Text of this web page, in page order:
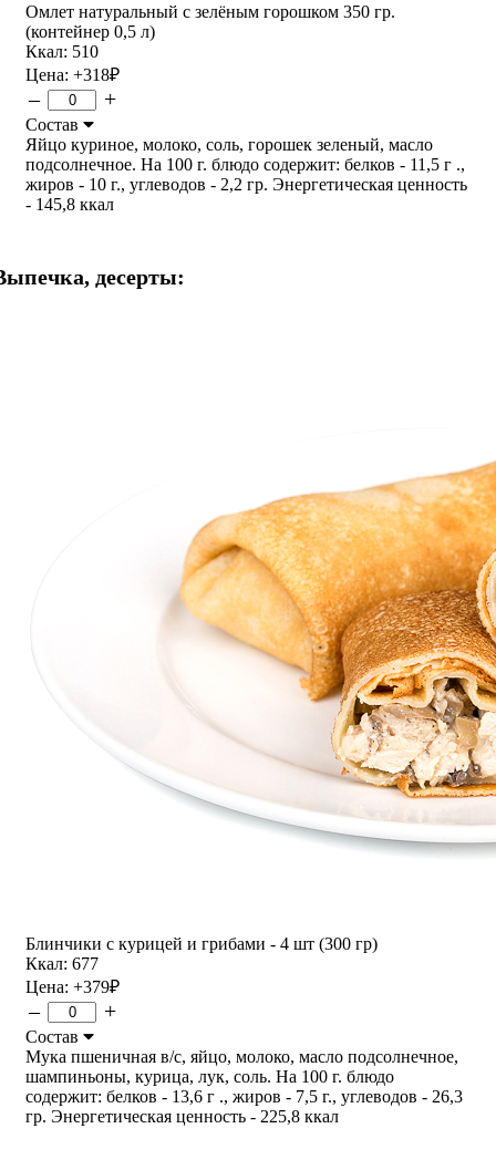
Омлет натуральный с зелёным горошком 350 гр.
(контейнер 0,5 л)
Ккал: 510
Цена: +318₽
– +
Состав
Яйцо куриное, молоко, соль, горошек зеленый, масло
подсолнечное. На 100 г. блюдо содержит: белков - 11,5 г .,
жиров - 10 г., углеводов - 2,2 гр. Энергетическая ценность
- 145,8 ккал
десерты:
Блинчики с курицей и грибами - 4 шт (300 гр)
Ккал: 677
Цена: +379₽
– +
Состав
Мука пшеничная в/с, яйцо, молоко, масло подсолнечное,
шампиньоны, курица, лук, соль. На 100 г. блюдо
содержит: белков - 13,6 г ., жиров - 7,5 г., углеводов - 26,3
гр. Энергетическая ценность - 225,8 ккал